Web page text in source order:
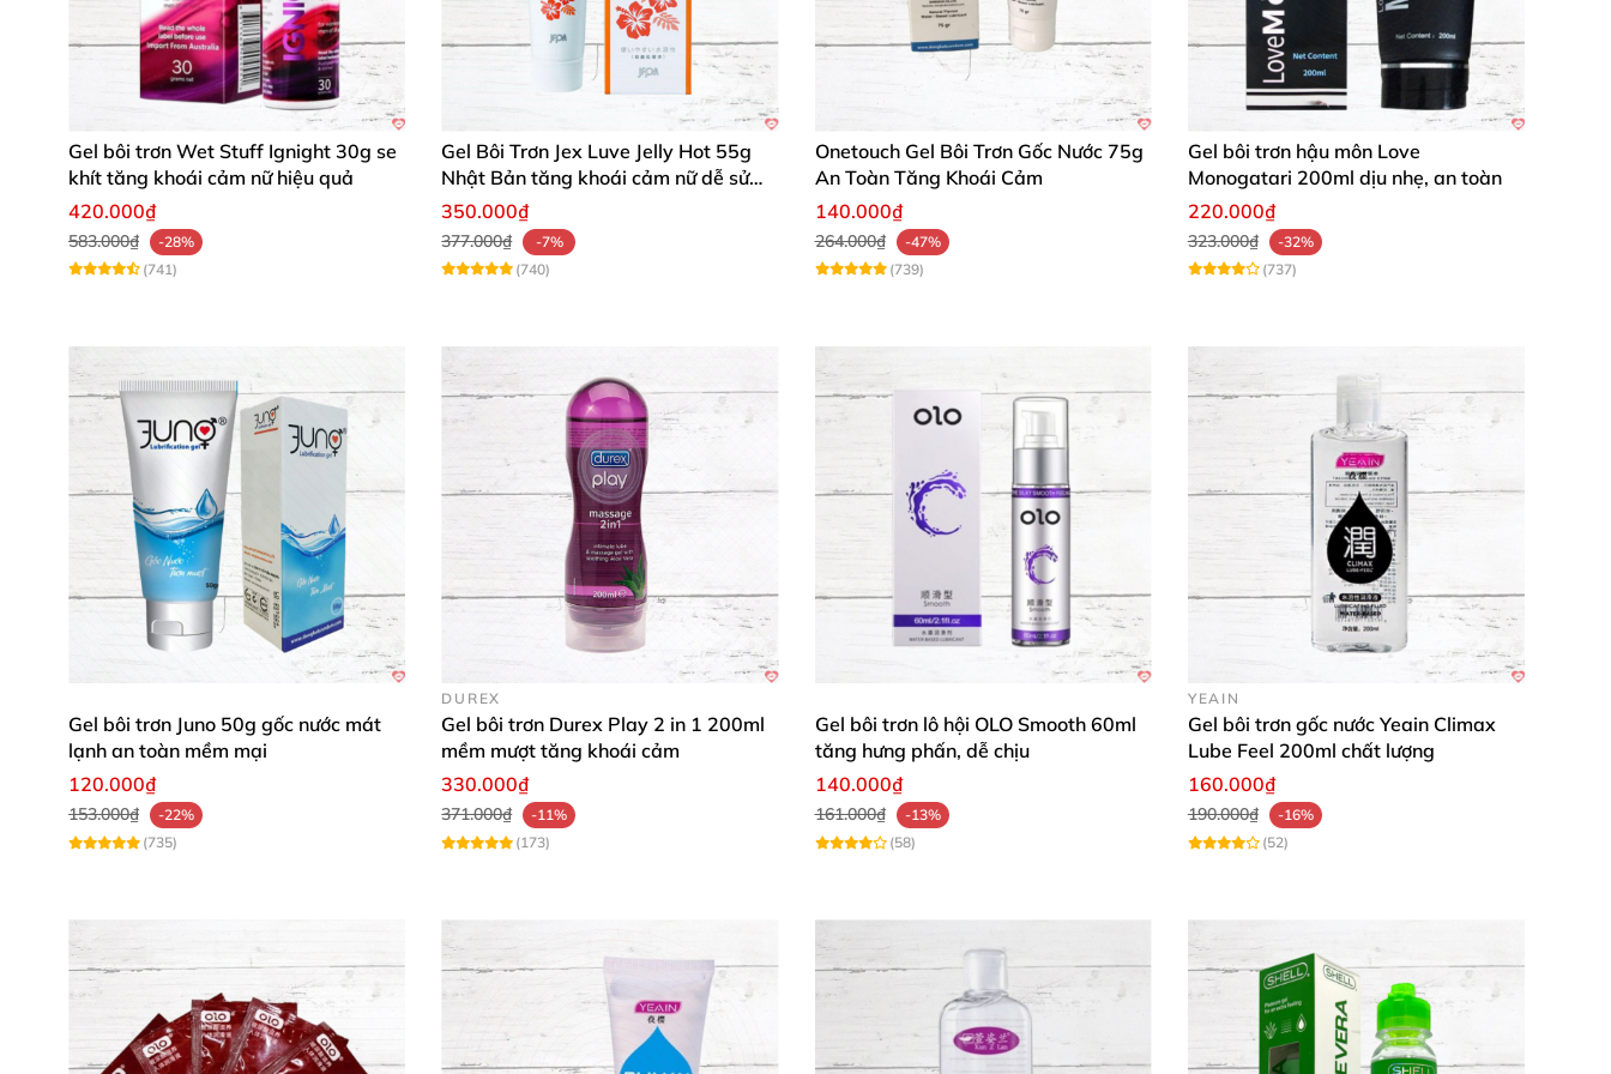
Gel bôi trơn Wet Stuff Ignight 30g se
khít tăng khoái cảm nữ hiệu quả
420.000₫
583.000₫
-28%
(741)
Gel Bôi Trơn Jex Luve Jelly Hot 55g
Nhật Bản tăng khoái cảm nữ dễ sử
dụng
350.000₫
377.000₫
-7%
(740)
Onetouch Gel Bôi Trơn Gốc Nước 75g
An Toàn Tăng Khoái Cảm
140.000₫
264.000₫
-47%
(739)
Gel bôi trơn hậu môn Love
Monogatari 200ml dịu nhẹ, an toàn
220.000₫
323.000₫
-32%
(737)
Gel bôi trơn Juno 50g gốc nước mát
lạnh an toàn mềm mại
120.000₫
153.000₫
-22%
(735)
DUREX
Gel bôi trơn Durex Play 2 in 1 200ml
mềm mượt tăng khoái cảm
330.000₫
371.000₫
-11%
(173)
Gel bôi trơn lô hội OLO Smooth 60ml
tăng hưng phấn, dễ chịu
140.000₫
161.000₫
-13%
(58)
YEAIN
Gel bôi trơn gốc nước Yeain Climax
Lube Feel 200ml chất lượng
160.000₫
190.000₫
-16%
(52)